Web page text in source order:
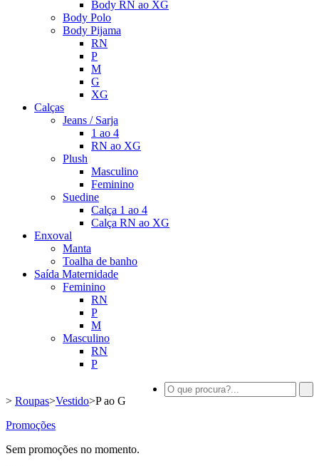
Body RN ao XG
Body Polo
Body Pijama
RN
P
M
G
XG
Calças
Jeans / Sarja
1 ao 4
RN ao XG
Plush
Masculino
Feminino
Suedine
Calça 1 ao 4
Calça RN ao XG
Enxoval
Manta
Toalha de banho
Saída Maternidade
Feminino
RN
P
M
Masculino
RN
P
> Roupas>Vestido>P ao G
Promoções
Sem promoções no momento.